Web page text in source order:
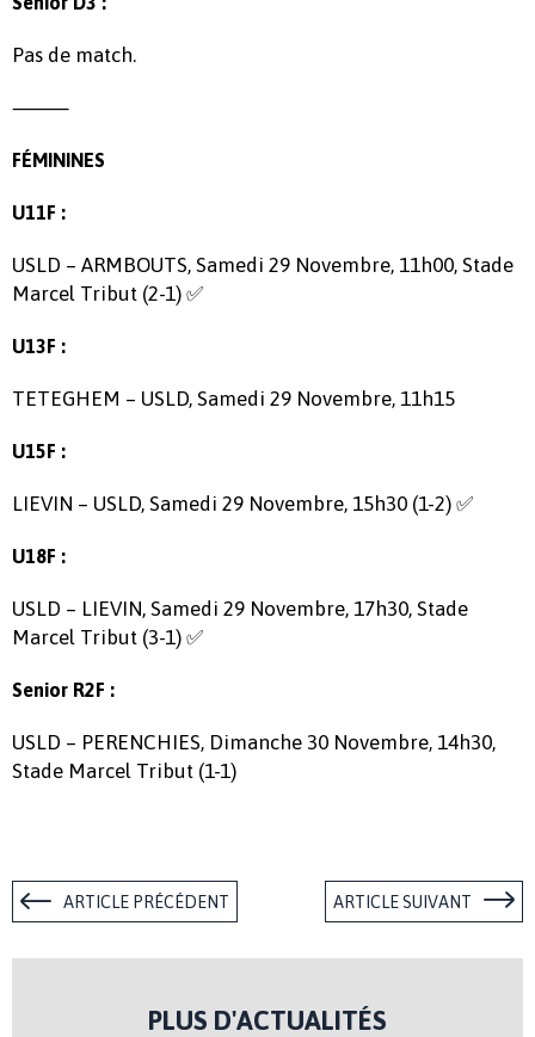
Pas de match.
⸻
FÉMININES
U11F :
USLD – ARMBOUTS, Samedi 29 Novembre, 11h00, Stade
Marcel Tribut (2-1) ✅
U13F :
TETEGHEM – USLD, Samedi 29 Novembre, 11h15
U15F :
LIEVIN – USLD, Samedi 29 Novembre, 15h30 (1-2) ✅
U18F :
USLD – LIEVIN, Samedi 29 Novembre, 17h30, Stade
Marcel Tribut (3-1) ✅
Senior R2F :
USLD – PERENCHIES, Dimanche 30 Novembre, 14h30,
Stade Marcel Tribut (1-1)
ARTICLE PRÉCÉDENT ARTICLE SUIVANT
PLUS D'ACTUALITÉS